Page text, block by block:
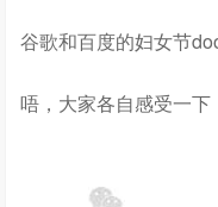
谷歌和百度的妇女节
唔，大家各自感受一下